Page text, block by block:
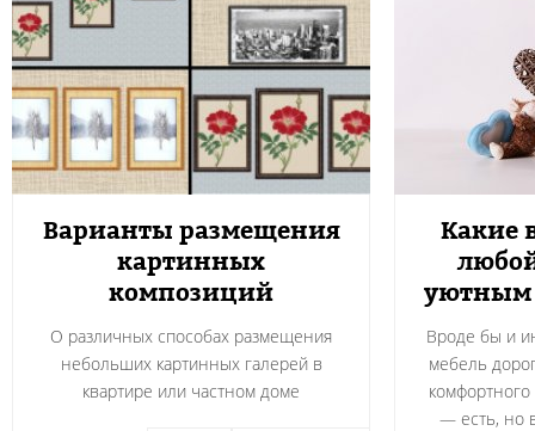
Варианты размещения
картинных
композиций
О различных способах размещения
небольших картинных галерей в
квартире или частном доме
Какие
уютным
Вроде бы и
мебель
— есть, но